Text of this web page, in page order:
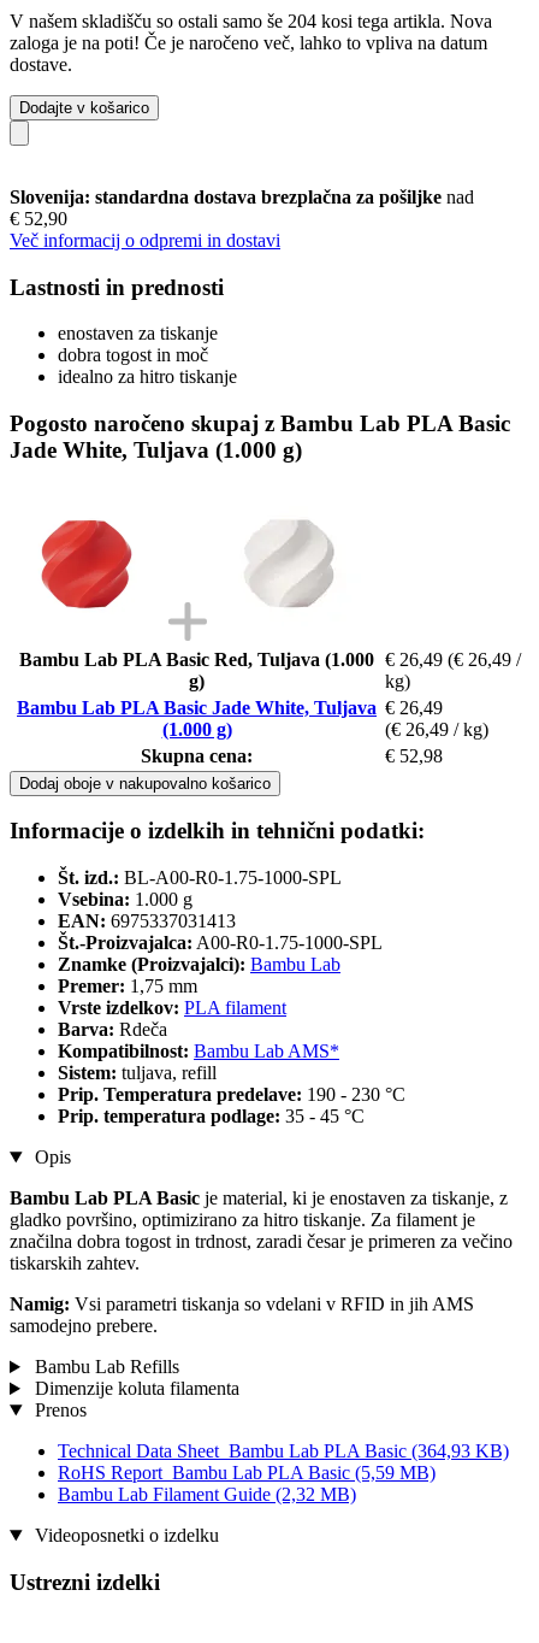
V našem skladišču so ostali samo še 204 kosi tega artikla. Nova
zaloga je na poti! Če je naročeno več, lahko to vpliva na datum
dostave.
Dodajte v košarico
Slovenija: standardna dostava brezplačna za pošiljke nad
€ 52,90
Več informacij o odpremi in dostavi
Lastnosti in prednosti
enostaven za tiskanje
dobra togost in moč
idealno za hitro tiskanje
Pogosto naročeno skupaj z Bambu Lab PLA Basic
Jade White, Tuljava (1.000 g)
Bambu Lab PLA Basic Red, Tuljava (1.000
g)
€ 26,49 (€ 26,49 /
kg)
Bambu Lab PLA Basic Jade White, Tuljava
(1.000 g)
€ 26,49
(€ 26,49 / kg)
Skupna cena:
€ 52,98
Dodaj oboje v nakupovalno košarico
Informacije o izdelkih in tehnični podatki:
Št. izd.: BL-A00-R0-1.75-1000-SPL
Vsebina: 1.000 g
EAN: 6975337031413
Št.-Proizvajalca: A00-R0-1.75-1000-SPL
Znamke (Proizvajalci): Bambu Lab
Premer: 1,75 mm
Vrste izdelkov: PLA filament
Barva: Rdeča
Kompatibilnost: Bambu Lab AMS*
Sistem: tuljava, refill
Prip. Temperatura predelave: 190 - 230 °C
Prip. temperatura podlage: 35 - 45 °C
Opis
Bambu Lab PLA Basic je material, ki je enostaven za tiskanje, z
gladko površino, optimizirano za hitro tiskanje. Za filament je
značilna dobra togost in trdnost, zaradi česar je primeren za večino
tiskarskih zahtev.
Namig: Vsi parametri tiskanja so vdelani v RFID in jih AMS
samodejno prebere.
Bambu Lab Refills
Dimenzije koluta filamenta
Prenos
Technical Data Sheet_Bambu Lab PLA Basic (364,93 KB)
RoHS Report_Bambu Lab PLA Basic (5,59 MB)
Bambu Lab Filament Guide (2,32 MB)
Videoposnetki o izdelku
Ustrezni izdelki